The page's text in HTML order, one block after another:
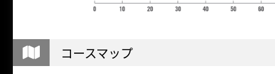
コースマップ